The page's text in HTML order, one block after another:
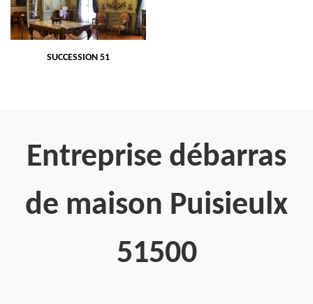
SUCCESSION 51
Entreprise débarras
de maison Puisieulx
51500